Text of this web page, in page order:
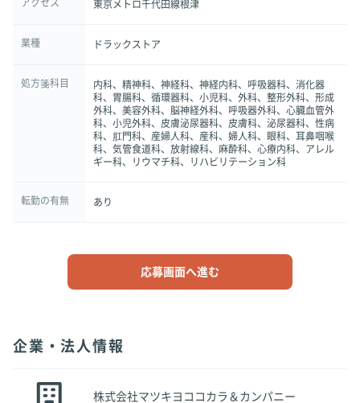
アクセス 東京メトロ千代田線根津
業種 ドラックストア
処方箋科目
内科、精神科、神経科、神経内科、呼吸器科、消化器
科、胃腸科、循環器科、小児科、外科、整形外科、形成
外科、美容外科、脳神経外科、呼吸器外科、心臓血管外
科、小児外科、皮膚泌尿器科、皮膚科、泌尿器科、性病
科、肛門科、産婦人科、産科、婦人科、眼科、耳鼻咽喉
科、気管食道科、放射線科、麻酔科、心療内科、アレル
ギー科、リウマチ科、リハビリテーション科
転勤の有無 あり
応募画面へ進む
企業・法人情報
株式会社マツキヨココカラ＆カンパニー